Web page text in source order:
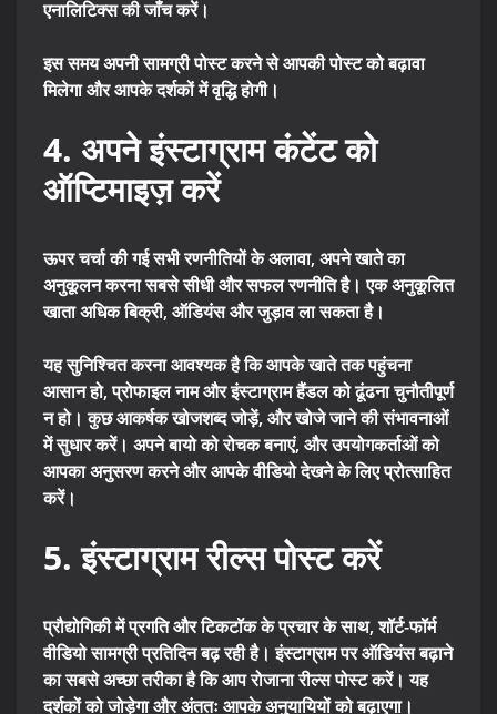
एनालिटिक्स की जाँच करें।
इस समय अपनी सामग्री पोस्ट करने से आपकी पोस्ट को बढ़ावा
मिलेगा और आपके दर्शकों में वृद्धि होगी।
4. अपने इंस्टाग्राम कंटेंट को
ऑप्टिमाइज़ करें
ऊपर चर्चा की गई सभी रणनीतियों के अलावा, अपने खाते का
अनुकूलन करना सबसे सीधी और सफल रणनीति है। एक अनुकूलित
खाता अधिक बिक्री, ऑडियंस और जुड़ाव ला सकता है।
यह सुनिश्चित करना आवश्यक है कि आपके खाते तक पहुंचना
आसान हो, प्रोफाइल नाम और इंस्टाग्राम हैंडल को ढूंढना चुनौतीपूर्ण
न हो। कुछ आकर्षक खोजशब्द जोड़ें, और खोजे जाने की संभावनाओं
में सुधार करें। अपने बायो को रोचक बनाएं, और उपयोगकर्ताओं को
आपका अनुसरण करने और आपके वीडियो देखने के लिए प्रोत्साहित
करें।
5. इंस्टाग्राम रील्स पोस्ट करें
प्रौद्योगिकी में प्रगति और टिकटॉक के प्रचार के साथ, शॉर्ट-फॉर्म
वीडियो सामग्री प्रतिदिन बढ़ रही है। इंस्टाग्राम पर ऑडियंस बढ़ाने
का सबसे अच्छा तरीका है कि आप रोजाना रील्स पोस्ट करें। यह
दर्शकों को जोड़ेगा और अंततः आपके अनुयायियों को बढ़ाएगा।